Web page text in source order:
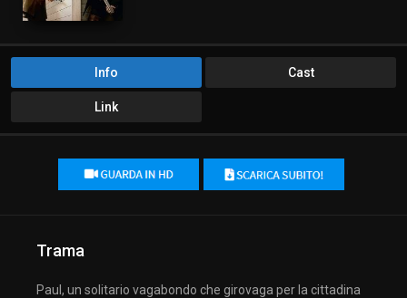
Info Cast
Link
Trama
Paul, un solitario vagabondo che girovaga per la cittadina